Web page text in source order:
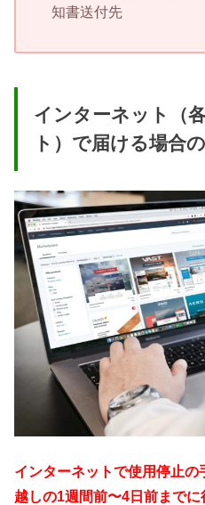
知書送付先
インターネット（
ト）で届ける場合
インターネットで使用停止
越しの1週間前〜4日前までに